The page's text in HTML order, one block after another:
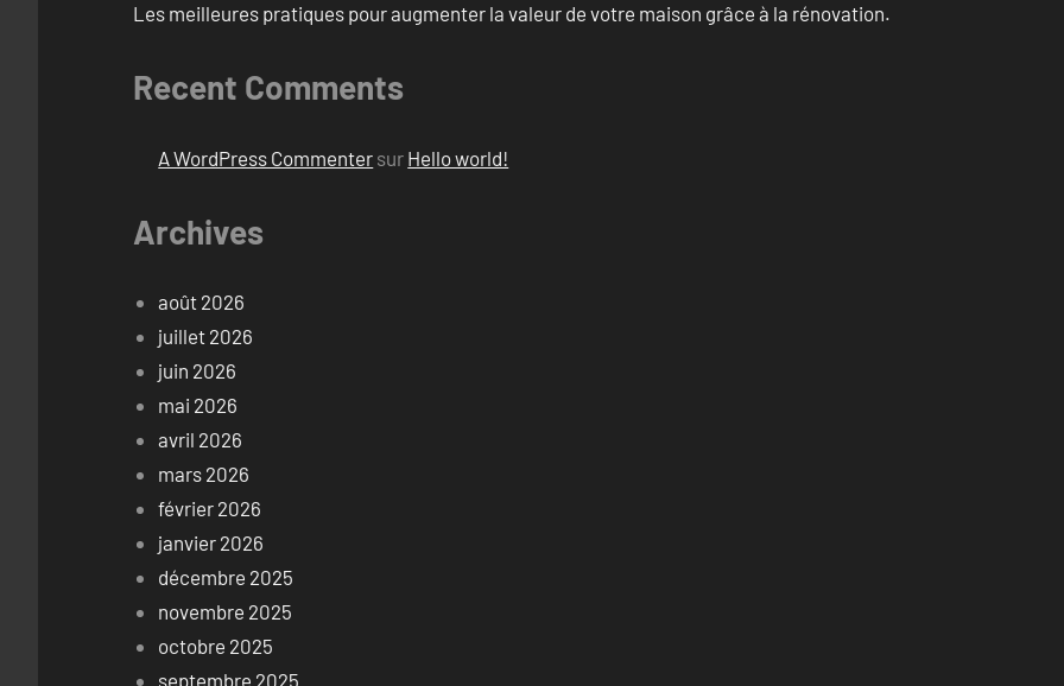
Les meilleures pratiques pour augmenter la valeur de votre maison grâce à la rénovation.
Recent Comments
A WordPress Commenter sur Hello world!
Archives
août 2026
juillet 2026
juin 2026
mai 2026
avril 2026
mars 2026
février 2026
janvier 2026
décembre 2025
novembre 2025
octobre 2025
septembre 2025